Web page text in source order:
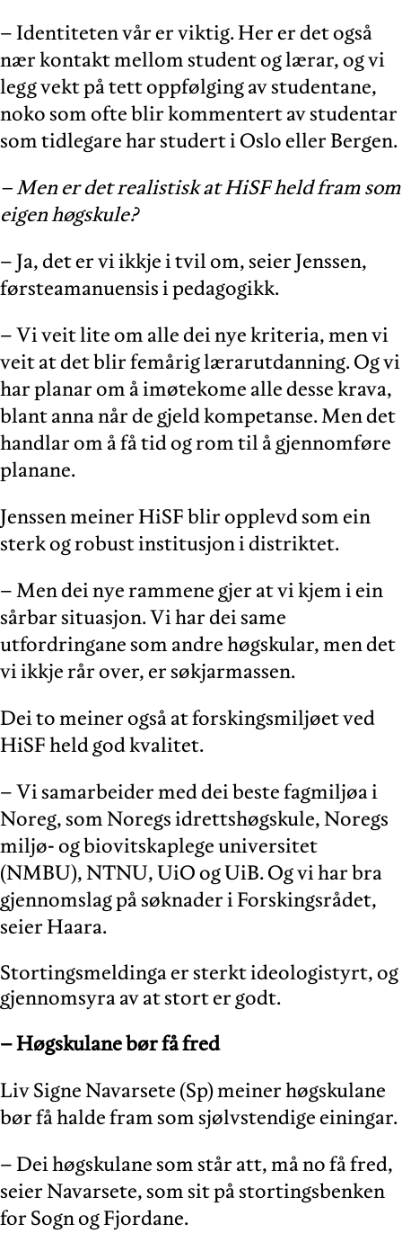
– Identiteten vår er viktig. Her er det også
nær kontakt mellom student og lærar, og vi
legg vekt på tett oppfølging av studentane,
noko som ofte blir kommentert av studentar
som tidlegare har studert i Oslo eller Bergen.
– Men er det realistisk at HiSF held fram som
eigen høgskule?
– Ja, det er vi ikkje i tvil om, seier Jenssen,
førsteamanuensis i pedagogikk.
– Vi veit lite om alle dei nye kriteria, men vi
veit at det blir femårig lærarutdanning. Og vi
har planar om å imøtekome alle desse krava,
blant anna når de gjeld kompetanse. Men det
handlar om å få tid og rom til å gjennomføre
planane.
Jenssen meiner HiSF blir opplevd som ein
sterk og robust institusjon i distriktet.
– Men dei nye rammene gjer at vi kjem i ein
sårbar situasjon. Vi har dei same
utfordringane som andre høgskular, men det
vi ikkje rår over, er søkjarmassen.
Dei to meiner også at forskingsmiljøet ved
HiSF held god kvalitet.
– Vi samarbeider med dei beste fagmiljøa i
Noreg, som Noregs idrettshøgskule, Noregs
miljø- og biovitskaplege universitet
(NMBU), NTNU, UiO og UiB. Og vi har bra
gjennomslag på søknader i Forskingsrådet,
seier Haara.
Stortingsmeldinga er sterkt ideologistyrt, og
gjennomsyra av at stort er godt.
– Høgskulane bør få fred
Liv Signe Navarsete (Sp) meiner høgskulane
bør få halde fram som sjølvstendige einingar.
– Dei høgskulane som står att, må no få fred,
seier Navarsete, som sit på stortingsbenken
for Sogn og Fjordane.